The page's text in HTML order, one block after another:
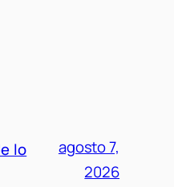
lo
agosto 7,
2026